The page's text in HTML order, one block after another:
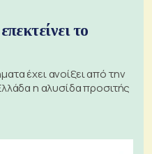
το
έχει ανοίξει από την
η αλυσίδα προσιτής